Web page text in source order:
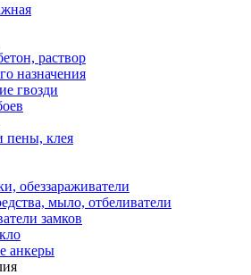
раствор
назначения
гвозди
пены, клея
обеззараживатели
мыло, отбеливатели
замков
анкеры